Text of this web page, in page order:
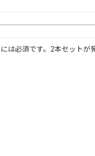
は必須です。2本セットが